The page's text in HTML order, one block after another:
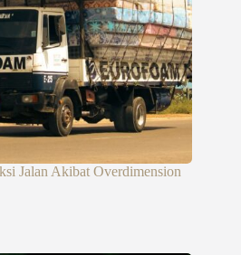
Jalan Akibat Overdimension